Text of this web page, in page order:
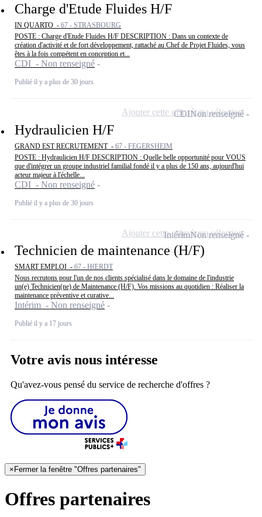
Charge d'Etude Fluides H/F
IN QUARTO - 67 - STRASBOURG
POSTE : Charge d'Etude Fluides H/F DESCRIPTION : Dans un contexte de
création d'activité et de fort développement, rattaché au Chef de Projet Fluides, vous
êtes à la fois compétent en conception et...
CDI - Non renseigné
Publié il y a plus de 30 jours
Hydraulicien H/F
GRAND EST RECRUTEMENT - 67 - FEGERSHEIM
POSTE : Hydraulicien H/F DESCRIPTION : Quelle belle opportunité pour VOUS
que d'intégrer un groupe industriel familial fondé il y a plus de 150 ans, aujourd'hui
acteur majeur à l'échelle...
CDI - Non renseigné
Publié il y a plus de 30 jours
CDINon renseigné
Ajouter cette offre à ma sélection
Technicien de maintenance (H/F)
SMART EMPLOI - 67 - HŒRDT
Nous recrutons pour l'un de nos clients spécialisé dans le domaine de l'industrie
un(e) Technicien(ne) de Maintenance (H/F). Vos missions au quotidien : Réaliser la
maintenance préventive et curative...
Intérim - Non renseigné
Publié il y a 17 jours
IntérimNon renseigné
Ajouter cette offre à ma sélection
Votre avis nous intéresse
Qu'avez-vous pensé du service de recherche d'offres ?
× Fermer la fenêtre "Offres partenaires"
Offres partenaires